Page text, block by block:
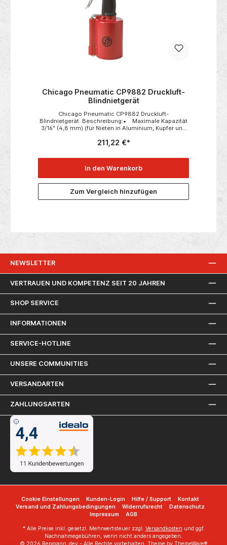
Chicago Pneumatic CP9882 Druckluft-
Blindnietgerät
Chicago Pneumatic CP9882 Druckluft-
Blindnietgerät Beschreibung:• Maximale Kapazität
3/16" (4,8 mm) (für Nieten in Aluminium, Kupfer und
kg• Transparenter Behälter mit Löchern zum
Daten:• Schalldruckpegel (dbA): 73
Arbeits-Luftdruck: 6.3 Bar• Niettyp:
Blind• Gewicht: 1,5 kg
211,22 €*
In den Warenkorb
Zum Vergleich hinzufügen
NEWSLETTER
VERTRAUEN UND KOMPETENZ SEIT 20 JAHREN
SHOP SERVICE
INFORMATIONEN
SERVICE-HOTLINE
UNSERE COMMUNITIES
VERSANDARTEN
ZAHLUNGSARTEN
Cookie Einstellungen Kunden-Login Hilfe / Support
Kontakt
Versand und Zahlungsbedingungen
Widerrufsrecht
Datenschutz
Impressum
AGB
* Alle Preise inkl. gesetzl. Mehrwertsteuer zzgl. Versandkosten und ggf.
Nachnahmegebühren, wenn nicht anders angegeben.